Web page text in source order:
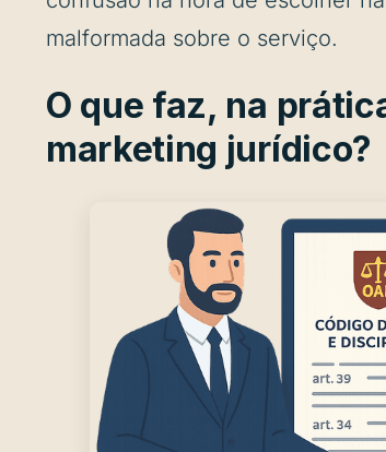
malformada sobre o serviço.
O que faz, na
marketing jurídico?